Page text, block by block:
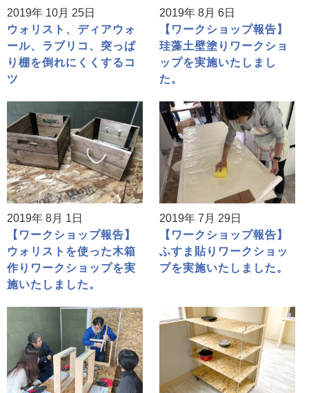
2019年 10月 25日
ウォリスト、ディアウォ
ール、ラブリコ、突っぱ
り棚を倒れにくくするコ
ツ
2019年 8月 6日
【ワークショップ報告】
珪藻土壁塗りワークショ
ップを実施いたしまし
た。
2019年 8月 1日
【ワークショップ報告】
ウォリストを使った木箱
作りワークショップを実
施いたしました。
2019年 7月 29日
【ワークショップ報告】
ふすま貼りワークショッ
プを実施いたしました。